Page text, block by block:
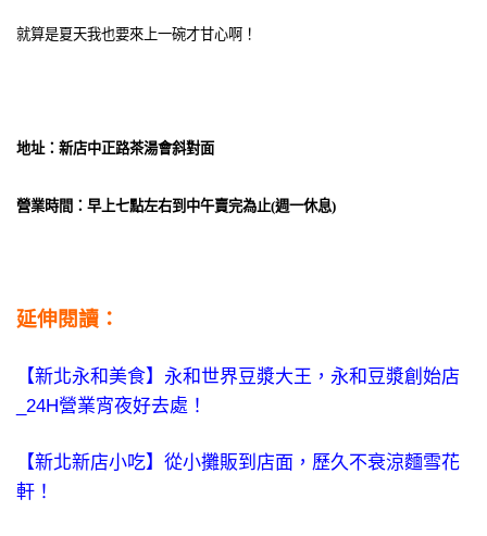
就算是夏天我也要來上一碗才甘心啊！
地址：新店中正路茶湯會斜對面
營業時間：早上七點左右到中午賣完為止(週一休息)
延伸閱讀：
【新北永和美食】永和世界豆漿大王，永和豆漿創始店
_24H營業宵夜好去處！
【新北新店小吃】從小攤販到店面，歷久不衰涼麵雪花
軒！